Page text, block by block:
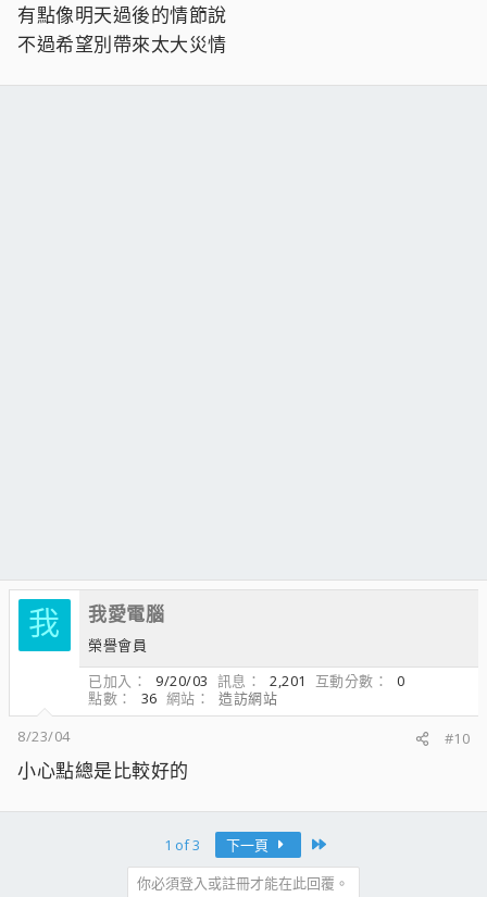
有點像明天過後的情節說
不過希望別帶來太大災情
我 我愛電腦
榮譽會員
已加入
9/20/03 訊息 2,201 互動分數
0
點數
36 網站
造訪網站
8/23/04
#10
小心點總是比較好的
1 of 3 下一頁
你必須登入或註冊才能在此回覆。